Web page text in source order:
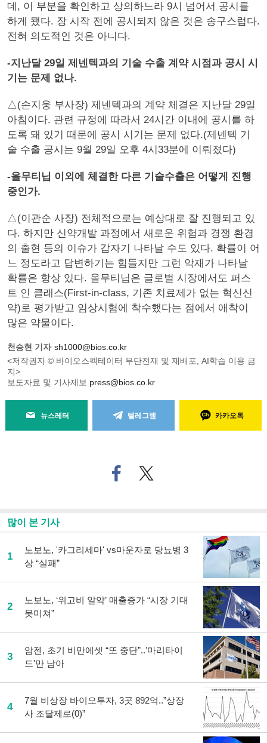
데, 이 부분을 확인하고 상의하느라 9시 넘어서 공시를
하게 됐다. 장 시작 전에 공시되지 않은 것은 송구스럽다.
전혀 의도적인 것은 아니다.
-지난달 29일 제넨텍과의 기술 수출 계약 시점과 공시 시
기는 문제 없나.
△(손지웅 부사장) 제넨텍과의 계약 체결은 지난달 29일
아침이다. 관련 규정에 따라서 24시간 이내에 공시를 하
도록 돼 있기 때문에 공시 시기는 문제 없다.(제넨텍 기
술 수출 공시는 9월 29일 오후 4시33분에 이뤄졌다)
-올무티닙 이외에 체결한 다른 기술수출은 어떻게 진행
중인가.
△(이관순 사장) 전체적으로는 예상대로 잘 진행되고 있
다. 하지만 신약개발 과정에서 새로운 위험과 경쟁 환경
의 출현 등의 이슈가 갑자기 나타날 수도 있다. 확률이 어
느 정도라고 답변하기는 힘들지만 그런 악재가 나타날
확률은 항상 있다. 올무티닙은 글로벌 시장에서도 퍼스
트 인 클래스(First-in-class, 기존 치료제가 없는 혁신신
약)로 평가받고 임상시험에 착수했다는 점에서 애착이
많은 약물이다.
천승현 기자 sh1000@bios.co.kr
<저작권자 © 바이오스펙테이터 무단전재 및 재배포, AI학습 이용 금
지>
보도자료 및 기사제보 press@bios.co.kr
뉴스레터 텔레그램 카카오톡
페
이
기
사
공
트위
터로
많이 본 기사
1
노보노, '카그리세마' vs마운자로 당뇨병 3
상 “실패”
2
노보노, ‘위고비 알약’ 매출증가 “시장 기대
못미쳐”
3
암젠, 초기 비만에셋 “또 중단”..'마리타이
드'만 남아
4
7월 비상장 바이오투자, 3곳 892억..”상장
사 조달제로(0)”